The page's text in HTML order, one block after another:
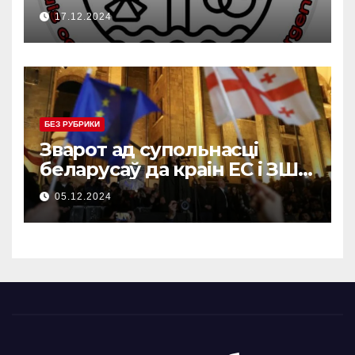
Сакартвэла ад 14 снежня
2024 года
17.12.2024
БЕЗ РУБРИКИ
Зварот ад супольнасці
беларусаў да краін ЕС і ЗША
(bel/en/ge)
05.12.2024